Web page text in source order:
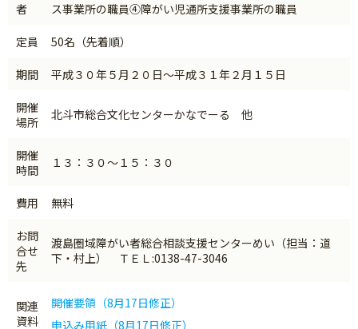
者
ス事業所の職員④障がい児通所支援事業所の職員
定員 50名（先着順）
期間 平成３０年５月２０日～平成３１年２月１５日
開催
場所
北斗市総合文化センターかなでーる 他
開催
時間
１３：３０～１５：３０
費用 無料
お問
合せ
先
渡島圏域障がい者総合相談支援センターめい（担当：道
下・村上） ＴＥＬ:0138-47-3046
関連
資料
開催要領（8月17日修正）
申込み用紙（8月17日修正）